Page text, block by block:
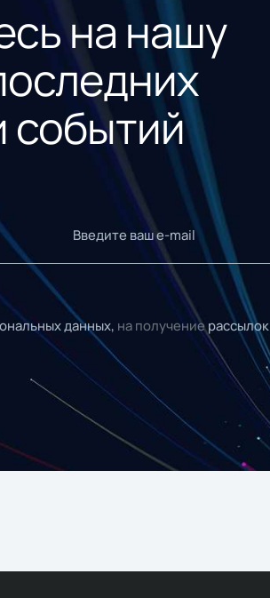
на нашу
событий
данных, на получениерассылок